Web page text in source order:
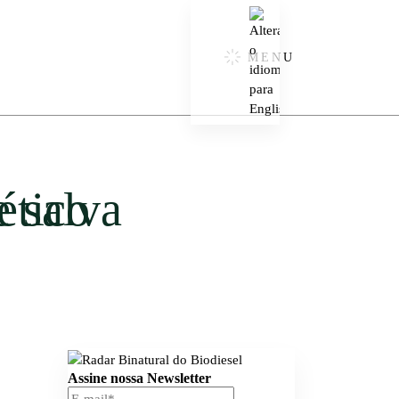
MENU
Assine nossa Newsletter